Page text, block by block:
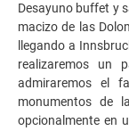
Desayuno buffet y
macizo de las
llegando a
realizaremos un
admiraremos el
monumentos de
opcionalmente en